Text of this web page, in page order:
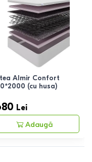
Almir Confort
(cu husa)
Lei
Adaugă